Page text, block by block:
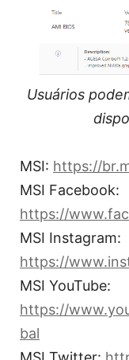
Usuários
MSI: https://
MSI Facebook:
https://
MSI Instagram:
https://
MSI YouTube:
https://
bal